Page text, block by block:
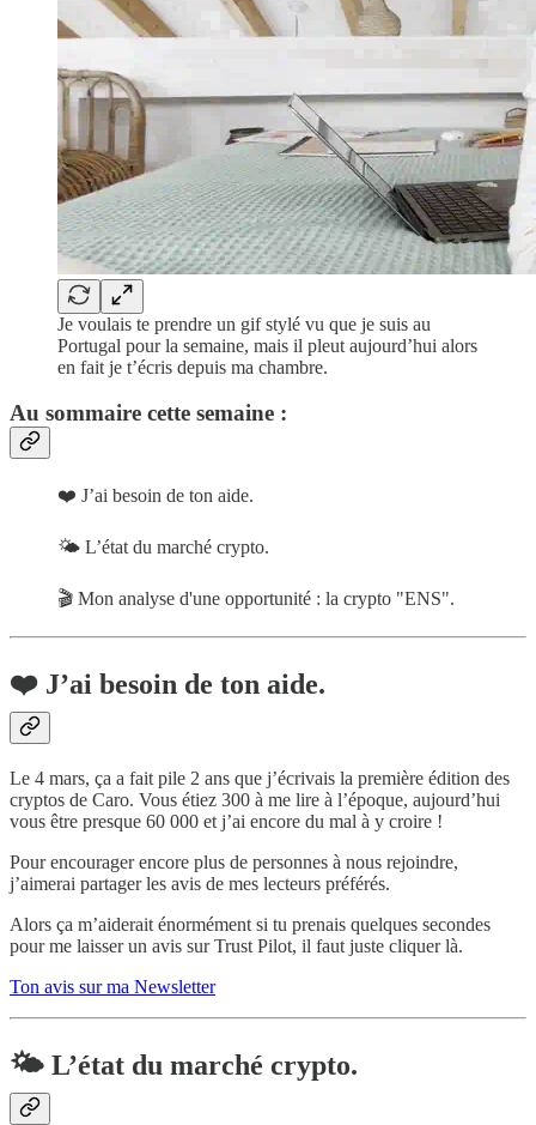
Je voulais te prendre un gif stylé vu que je suis au
Portugal pour la semaine, mais il pleut aujourd’hui alors
en fait je t’écris depuis ma chambre.
Au sommaire cette semaine :
❤️ J’ai besoin de ton aide.
🌤 L’état du marché crypto.
🎬 Mon analyse d'une opportunité : la crypto "ENS".
❤️ J’ai besoin de ton aide.
Le 4 mars, ça a fait pile 2 ans que j’écrivais la première édition des
cryptos de Caro. Vous étiez 300 à me lire à l’époque, aujourd’hui
vous être presque 60 000 et j’ai encore du mal à y croire !
Pour encourager encore plus de personnes à nous rejoindre,
j’aimerai partager les avis de mes lecteurs préférés.
Alors ça m’aiderait énormément si tu prenais quelques secondes
pour me laisser un avis sur Trust Pilot, il faut juste cliquer là.
Ton avis sur ma Newsletter
🌤 L’état du marché crypto.